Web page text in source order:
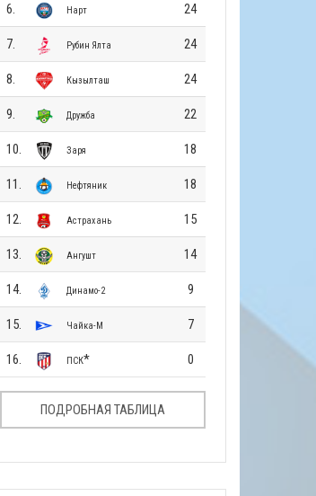
6. Нарт 24
7. Рубин Ялта 24
8. Кызылташ 24
9. Дружба 22
10. Заря 18
11. Нефтяник 18
12. Астрахань 15
13. Ангушт 14
14. Динамо-2 9
15. Чайка-М 7
16. ПСК* 0
ПОДРОБНАЯ ТАБЛИЦА